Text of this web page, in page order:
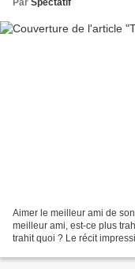
Aimer le meilleur ami de
meilleur ami, est-ce plus
trahit quoi ? Le récit